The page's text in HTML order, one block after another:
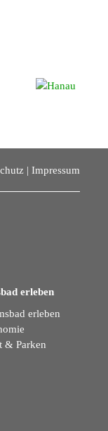
| Impressum
erleben
erleben
& Parken